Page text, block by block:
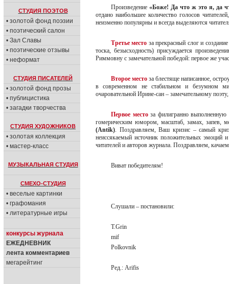
СТУДИЯ ПОЭТОВ
• золотой фонд поэзии
• поэтический салон
• Зал Славы
• поэтические отзывы
• неформат
СТУДИЯ ПИСАТЕЛЕЙ
• золотой фонд прозы
• публицистика
• загадки творчества
СТУДИЯ ХУДОЖНИКОВ
• золотая коллекция
• мастер-класс
МУЗЫКАЛЬНАЯ СТУДИЯ
СМЕХО-СТУДИЯ
• веселые картинки
• графомания
• литературные игры
конкурсы журнала
ЕЖЕДНЕВНИК
лента комментариев
мегарейтинг
Произведение «Боже! Да что ж это я, да
отдано наибольшее количество голосов
неизменно популярны и всегда выделяются
Третье место за прекрасный слог и
тоска, безысходность) присуждается
Риммовну с замечательной победой: первое же
Второе место за блестяще написанное,
в современном не стабильном и безумном
очаровательной Ирине-сан – замечательному
Первое местоза филигранно выполненную
гомерическим юмором, масштаб, замах, запев,
(Antik). Поздравляем, Ваш кризис – самый
неиссякаемый источник положительных
читателей и авторов журнала. Поздравляем,
Виват победителям!
Слушали – постановили:
T.Grin
mif
Polkovnik
Ред.: Arifis